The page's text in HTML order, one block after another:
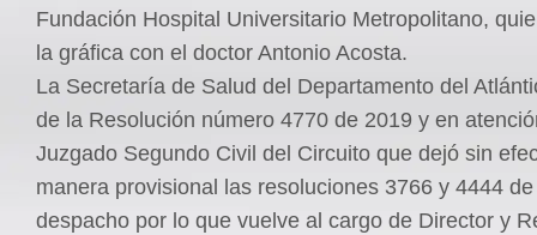
Fundación Hospital Universitario Metropolitano,
la gráfica con el doctor Antonio Acosta.
La Secretaría de Salud del Departamento del
de la Resolución número 4770 de 2019 y en
Juzgado Segundo Civil del Circuito que dejó sin
manera provisional las resoluciones 3766 y 4444
despacho por lo que vuelve al cargo de Director y